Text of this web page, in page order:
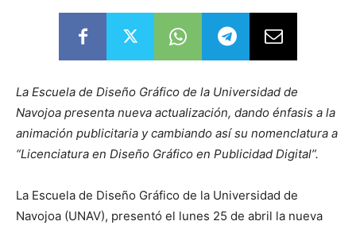
La Escuela de Diseño Gráfico de la Universidad de
Navojoa presenta nueva actualización, dando énfasis a la
animación publicitaria y cambiando así su nomenclatura a
“Licenciatura en Diseño Gráfico en Publicidad Digital”.
La Escuela de Diseño Gráfico de la Universidad de
Navojoa (UNAV), presentó el lunes 25 de abril la nueva